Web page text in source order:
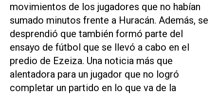
movimientos de los jugadores que no habían
sumado minutos frente a Huracán. Además, se
desprendió que también formó parte del
ensayo de fútbol que se llevó a cabo en el
predio de Ezeiza. Una noticia más que
alentadora para un jugador que no logró
completar un partido en lo que va de la